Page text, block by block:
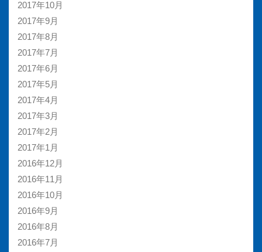
2017年10月
2017年9月
2017年8月
2017年7月
2017年6月
2017年5月
2017年4月
2017年3月
2017年2月
2017年1月
2016年12月
2016年11月
2016年10月
2016年9月
2016年8月
2016年7月